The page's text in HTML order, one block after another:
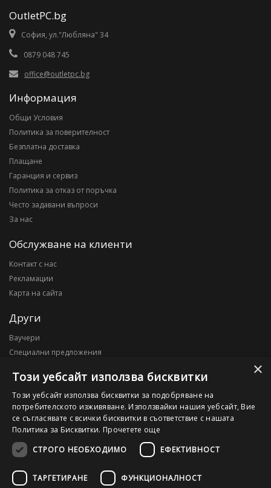
OutletPC.bg
София, ул."Любляна" 34
0879 048 745
office@outletpc.bg
Информация
Общи Условия
Политика за поверителност
Безплатна доставка
Плащане
Гаранция и сервиз
Политика за отказ от поръчка
Често задавани въпроси
За нас
Обслужване на клиенти
Контакт с нас
Рекламации
Карта на сайта
Други
Ваучери
Специални предложения
Моят профил
Моят профил
История на поръчките
Желани продукти
×
Този уебсайт използва бисквитки
Този уебсайт използва бисквитки за подобряване на
потребителското изживяване. Използвайки нашия уебсайт, Вие
се съгласявате с всички бисквитки в съответствие с нашата
Политика за Бисквитки. Прочетете още
СТРОГО НЕОБХОДИМО
ЕФЕКТИВНОСТ
ТАРГЕТИРАНЕ ФУНКЦИОНАЛНОСТ